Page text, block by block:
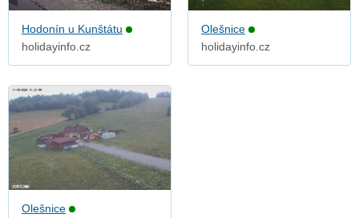
Hodonín u Kunštátu
holidayinfo.cz
Olešnice
holidayinfo.cz
Olešnice